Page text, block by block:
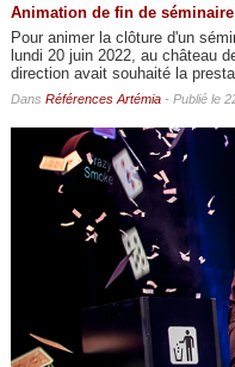
Animation de fin de
Pour animer la clôture d'un
lundi 20 juin 2022, au château
direction avait souhaité la
Dans Références Artémia- Publié le